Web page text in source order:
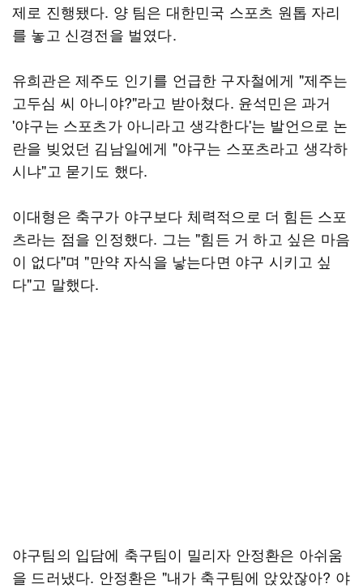
제로 진행됐다. 양 팀은 대한민국 스포츠 원톱 자리
를 놓고 신경전을 벌였다.
유희관은 제주도 인기를 언급한 구자철에게 "제주는
고두심 씨 아니야?"라고 받아쳤다. 윤석민은 과거
'야구는 스포츠가 아니라고 생각한다'는 발언으로 논
란을 빚었던 김남일에게 "야구는 스포츠라고 생각하
시냐"고 묻기도 했다.
이대형은 축구가 야구보다 체력적으로 더 힘든 스포
츠라는 점을 인정했다. 그는 "힘든 거 하고 싶은 마음
이 없다"며 "만약 자식을 낳는다면 야구 시키고 싶
다"고 말했다.
야구팀의 입담에 축구팀이 밀리자 안정환은 아쉬움
을 드러냈다. 안정환은 "내가 축구팀에 앉았잖아? 야